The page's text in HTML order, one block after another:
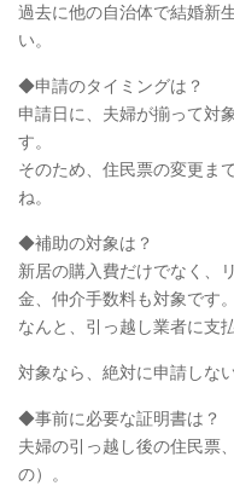
過去に他の自治体で結婚新
い。
◆申請のタイミングは？
申請日に、夫婦が揃って対
す。
そのため、住民票の変更ま
ね。
◆補助の対象は？
新居の購入費だけでなく、
金、仲介手数料も対象です。
なんと、引っ越し業者に支
対象なら、絶対に申請しな
◆事前に必要な証明書は？
夫婦の引っ越し後の住民票
の）。